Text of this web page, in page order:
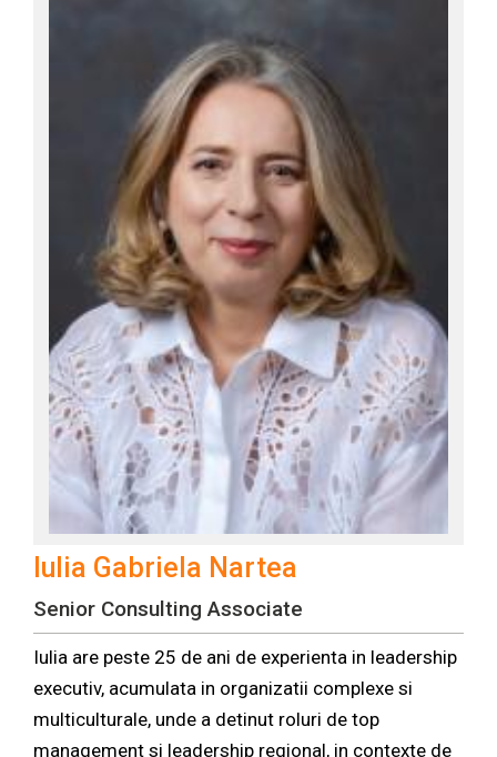
Iulia Gabriela Nartea
Senior Consulting Associate
Iulia are peste 25 de ani de experienta in leadership
executiv, acumulata in organizatii complexe si
multiculturale, unde a detinut roluri de top
management si leadership regional, in contexte de